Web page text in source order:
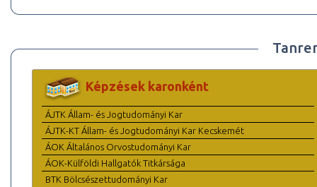
Képzések karonként
ÁJTK Állam- és Jogtudományi Kar
ÁJTK-KT Állam- és Jogtudományi Kar Kecskemét
ÁOK Általános Orvostudományi Kar
ÁOK-Külföldi Hallgatók Titkársága
BTK Bölcsészettudományi Kar